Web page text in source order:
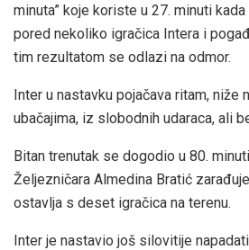
minuta” koje koriste u 27. minuti
pored nekoliko igračica Intera i
tim rezultatom se odlazi na odmor.
Inter u nastavku pojačava ritam, niže
ubačajima, iz slobodnih udaraca, ali
Bitan trenutak se dogodio u 80.
Željezničara Almedina Bratić
ostavlja s deset igračica na terenu.
Inter je nastavio još silovitije